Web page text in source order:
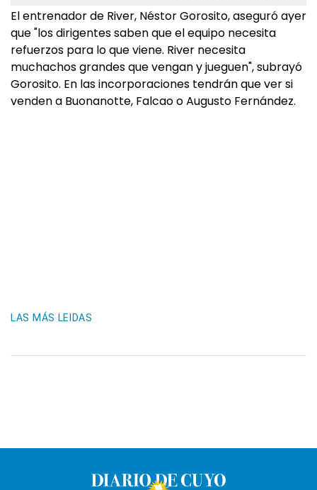
El entrenador de River, Néstor Gorosito, aseguró ayer
que "los dirigentes saben que el equipo necesita
refuerzos para lo que viene. River necesita
muchachos grandes que vengan y jueguen", subrayó
Gorosito. En las incorporaciones tendrán que ver si
venden a Buonanotte, Falcao o Augusto Fernández.
LAS MÁS LEIDAS